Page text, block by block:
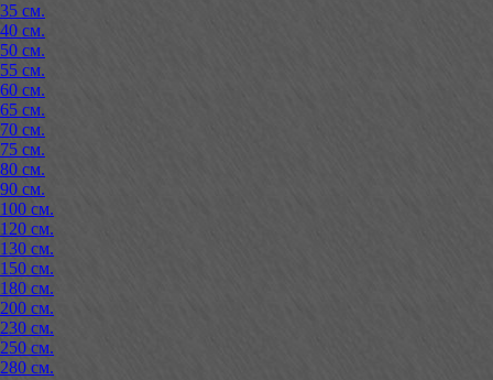
35 см.
40 см.
50 см.
55 см.
60 см.
65 см.
70 см.
75 см.
80 см.
90 см.
100 см.
120 см.
130 см.
150 см.
180 см.
200 см.
230 см.
250 см.
280 см.